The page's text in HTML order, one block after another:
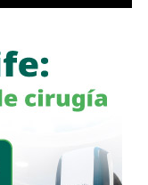
de liberar
afirmó.
satisfecho del
reconoció
ya